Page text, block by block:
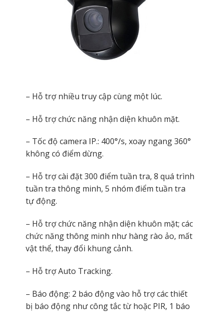
– Hỗ trợ nhiều truy cập cùng một lúc.
– Hỗ trợ chức năng nhận diện khuôn mặt.
– Tốc độ camera IP.: 400°/s, xoay ngang 360°
không có điểm dừng.
– Hỗ trợ cài đặt 300 điểm tuần tra, 8 quá trình
tuần tra thông minh, 5 nhóm điểm tuần tra
tự động.
– Hỗ trợ chức năng nhận diện khuôn mặt; các
chức năng thông minh như hàng rào ảo, mất
vật thể, thay đổi khung cảnh.
– Hỗ trợ Auto Tracking.
– Báo động: 2 báo động vào hỗ trợ các thiết
bị báo động như công tắc từ hoặc PIR, 1 báo